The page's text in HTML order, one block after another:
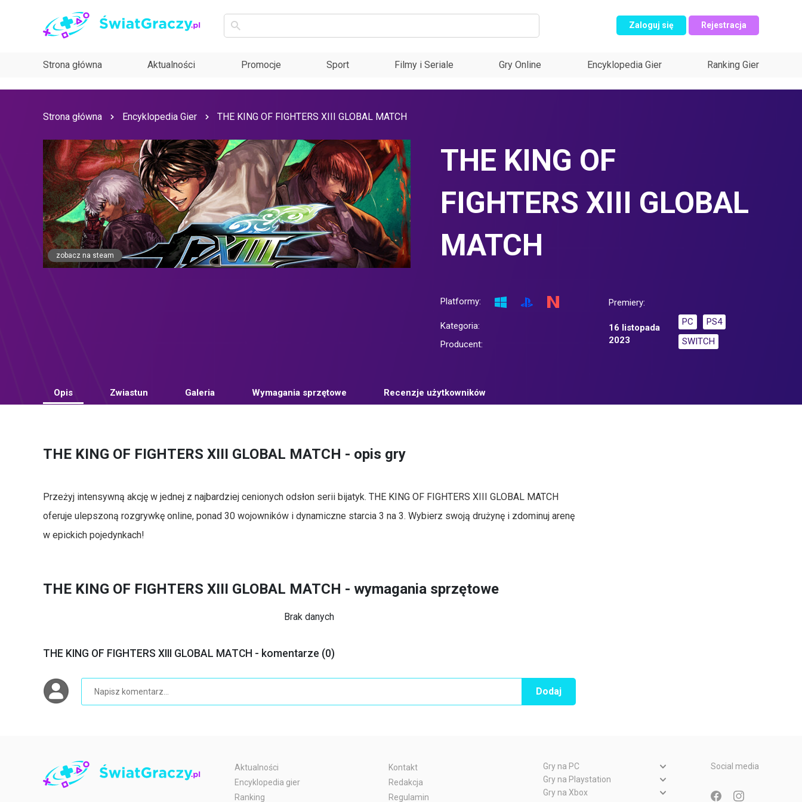
Zaloguj się Rejestracja
Strona główna Aktualności Promocje Sport Filmy i Seriale Gry Online Encyklopedia Gier Ranking Gier
Strona główna Encyklopedia Gier THE KING OF FIGHTERS XIII GLOBAL MATCH
zobacz na steam
THE KING OF
FIGHTERS XIII GLOBAL
MATCH
Platformy:
Kategoria:
Producent:
Premiery:
16 listopada
2023
PC
PS4
SWITCH
Opis Zwiastun Galeria Wymagania sprzętowe Recenzje użytkowników
THE KING OF FIGHTERS XIII GLOBAL MATCH - opis gry
Przeżyj intensywną akcję w jednej z najbardziej cenionych odsłon serii bijatyk. THE KING OF FIGHTERS XIII GLOBAL MATCH
oferuje ulepszoną rozgrywkę online, ponad 30 wojowników i dynamiczne starcia 3 na 3. Wybierz swoją drużynę i zdominuj arenę
w epickich pojedynkach!
THE KING OF FIGHTERS XIII GLOBAL MATCH - wymagania sprzętowe
Brak danych
THE KING OF FIGHTERS XIII GLOBAL MATCH - komentarze (0)
Dodaj
Aktualności
Encyklopedia gier
Ranking
Kontakt
Redakcja
Regulamin
Gry na PC
Gry PC
Gry WWW
Gry na Playstation
Gry PlayStation 5
Gry na Xbox
Social media